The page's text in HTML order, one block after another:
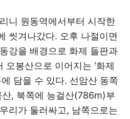
니 원동역에서부터 시작한
씻겨나갔다. 오후 나절이면
강을 배경으로 화제 들판과
오봉산으로 이어지는 '화제
담을 수 있다. 선암산 동쪽
, 북쪽에 능걸산(786m)부
리가 둘러싸고, 남쪽으로는